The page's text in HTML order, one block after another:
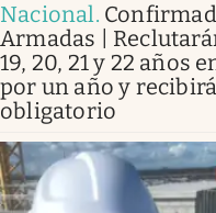
Nacional.
Armadas |
19, 20, 21 y 22 años
por un año y
obligatorio